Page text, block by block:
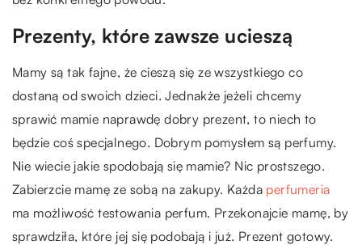
Prezenty, które zawsze ucieszą
Mamy są tak fajne, że cieszą się ze wszystkiego co
dostaną od swoich dzieci. Jednakże jeżeli chcemy
sprawić mamie naprawdę dobry prezent, to niech to
będzie coś specjalnego. Dobrym pomysłem są perfumy.
Nie wiecie jakie spodobają się mamie? Nic prostszego.
Zabierzcie mamę ze sobą na zakupy. Każda perfumeria
ma możliwość testowania perfum. Przekonajcie mamę, by
sprawdziła, które jej się podobają i już. Prezent gotowy.